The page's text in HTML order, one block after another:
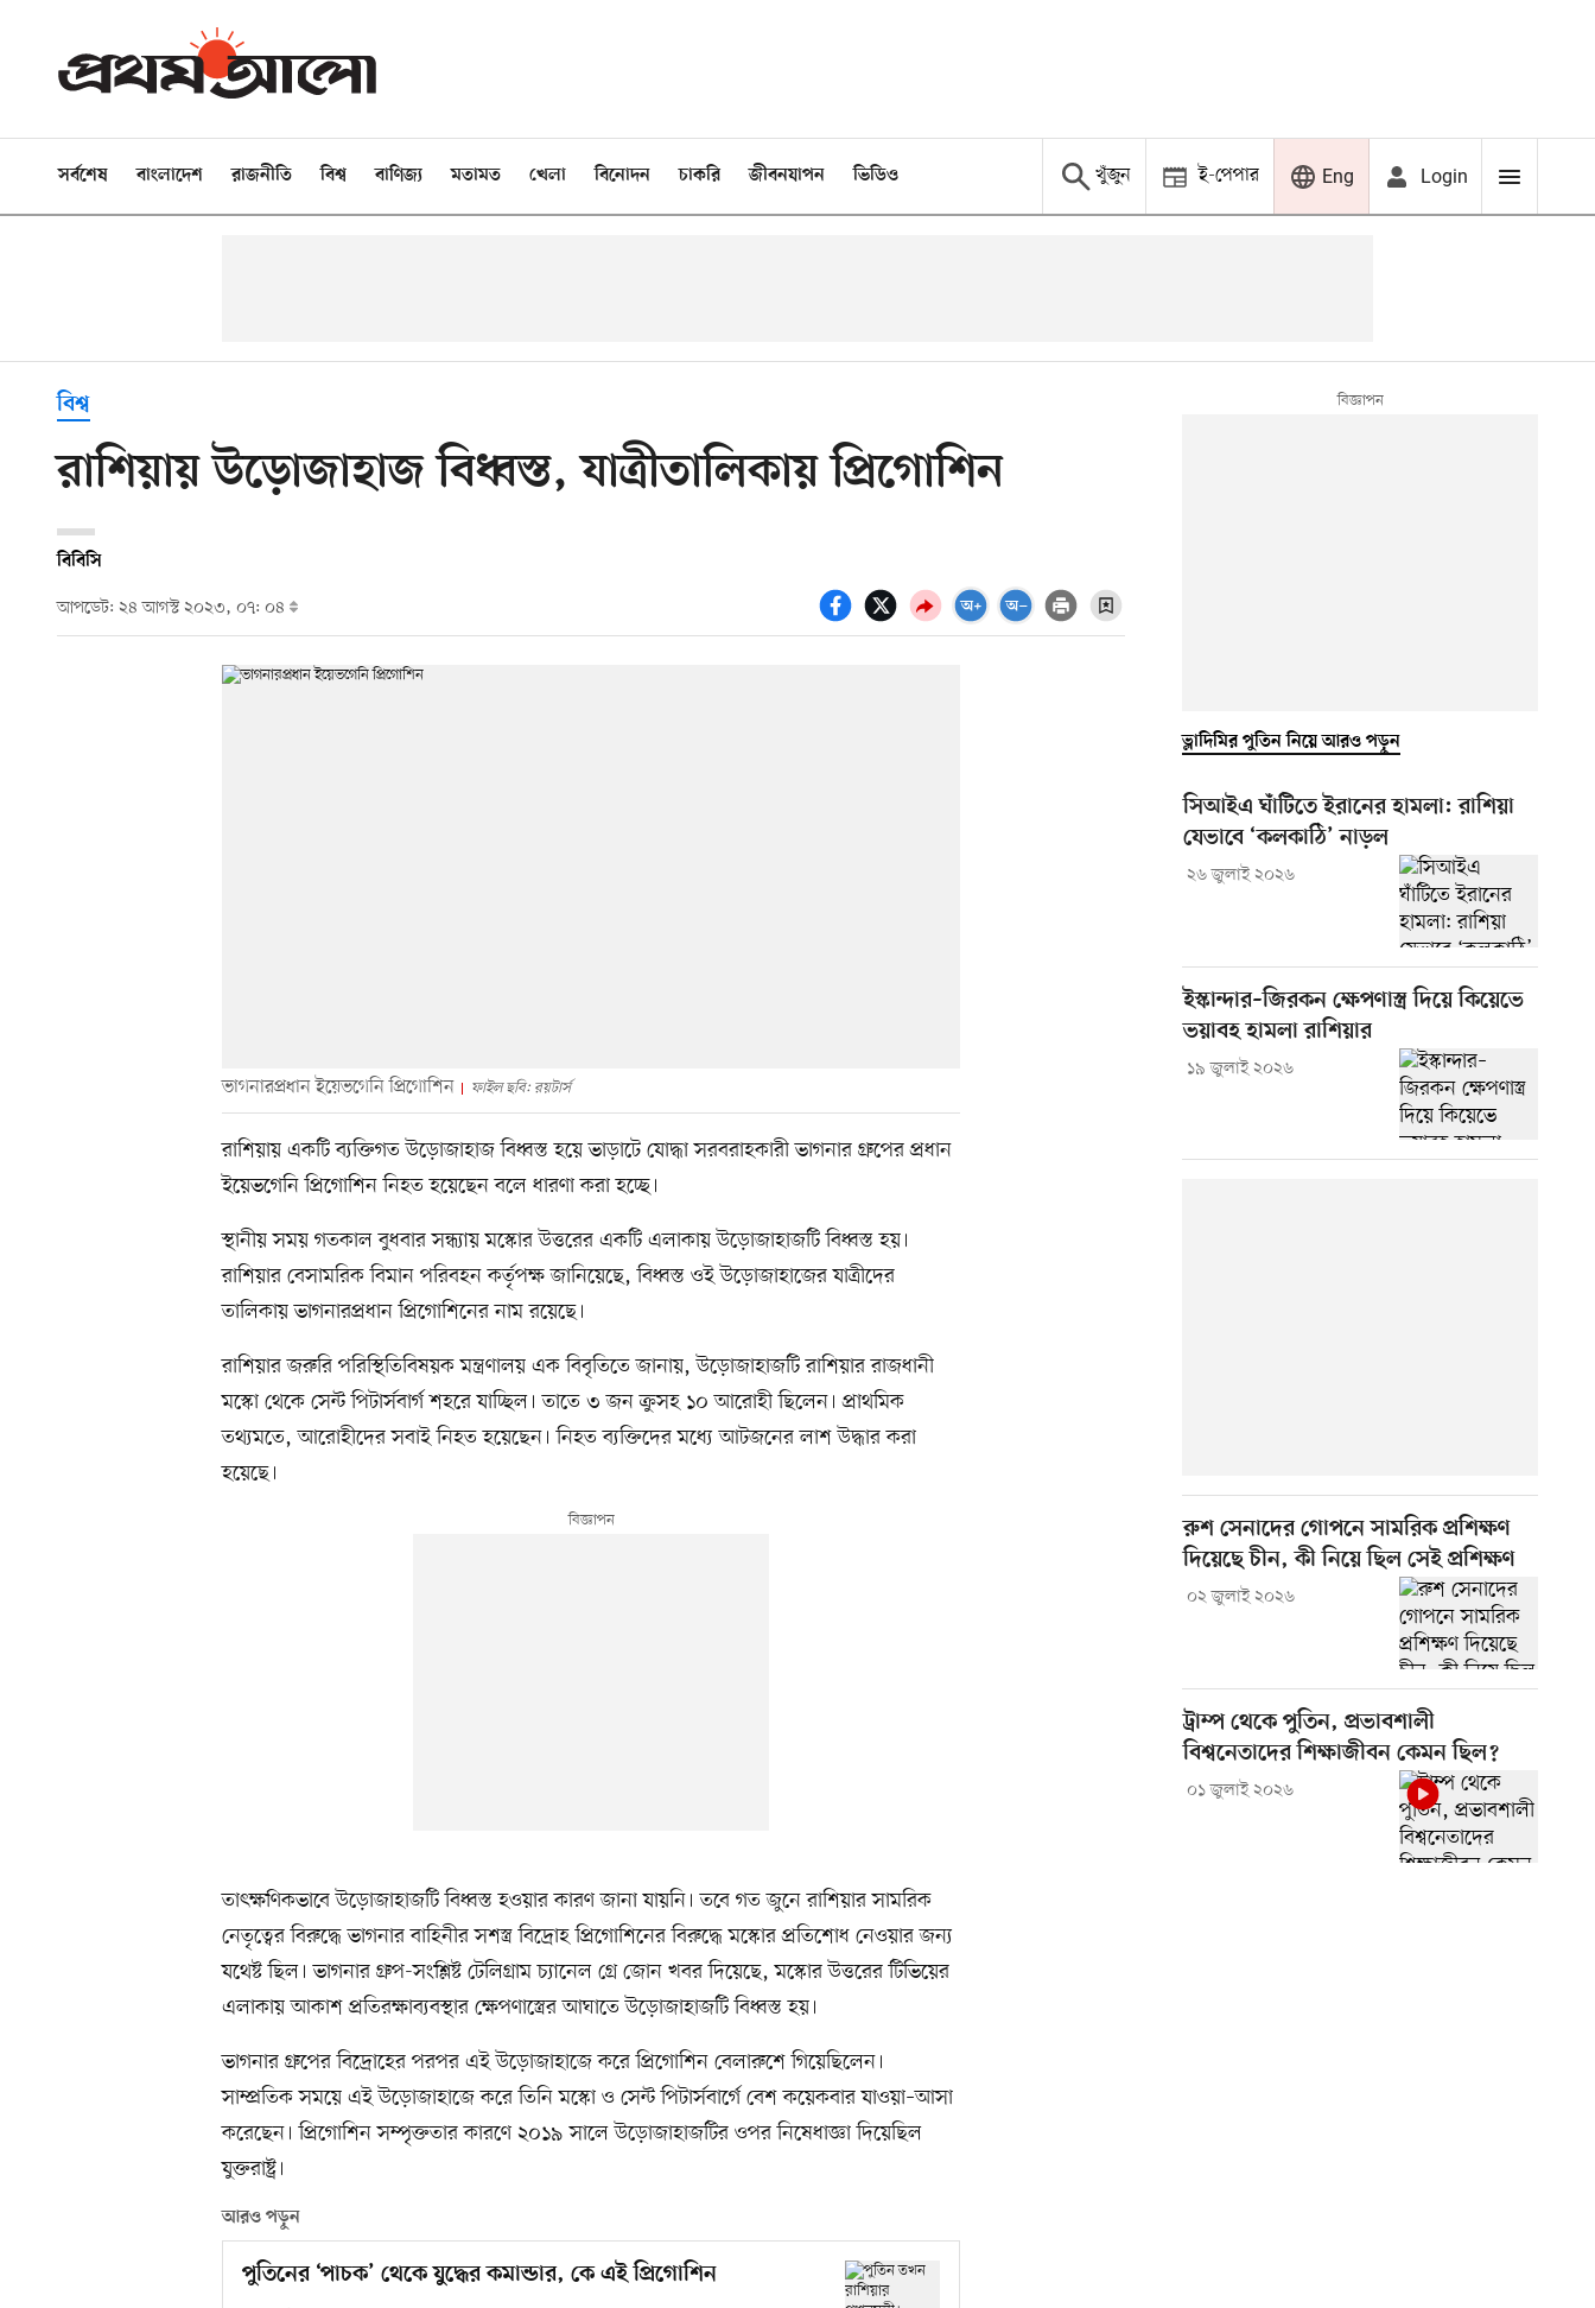
সর্বশেষ বাংলাদেশ রাজনীতি বিশ্ব বাণিজ্য মতামত খেলা বিনোদন চাকরি জীবনযাপন ভিডিও খুঁজুন ই-পেপার Eng Login
বিশ্ব
রাশিয়ায় উড়োজাহাজ বিধ্বস্ত, যাত্রীতালিকায় প্রিগোশিন
বিবিসি
আপডেট: ২৪ আগস্ট ২০২৩, ০৭: ০৪
ভাগনারপ্রধান ইয়েভগেনি প্রিগোশিন ফাইল ছবি: রয়টার্স
রাশিয়ায় একটি ব্যক্তিগত উড়োজাহাজ বিধ্বস্ত হয়ে ভাড়াটে যোদ্ধা সরবরাহকারী ভাগনার গ্রুপের প্রধান
ইয়েভগেনি প্রিগোশিন নিহত হয়েছেন বলে ধারণা করা হচ্ছে।
স্থানীয় সময় গতকাল বুধবার সন্ধ্যায় মস্কোর উত্তরের একটি এলাকায় উড়োজাহাজটি বিধ্বস্ত হয়।
রাশিয়ার বেসামরিক বিমান পরিবহন কর্তৃপক্ষ জানিয়েছে, বিধ্বস্ত ওই উড়োজাহাজের যাত্রীদের
তালিকায় ভাগনারপ্রধান প্রিগোশিনের নাম রয়েছে।
রাশিয়ার জরুরি পরিস্থিতিবিষয়ক মন্ত্রণালয় এক বিবৃতিতে জানায়, উড়োজাহাজটি রাশিয়ার রাজধানী
মস্কো থেকে সেন্ট পিটার্সবার্গ শহরে যাচ্ছিল। তাতে ৩ জন ক্রুসহ ১০ আরোহী ছিলেন। প্রাথমিক
তথ্যমতে, আরোহীদের সবাই নিহত হয়েছেন। নিহত ব্যক্তিদের মধ্যে আটজনের লাশ উদ্ধার করা
হয়েছে।
তাৎক্ষণিকভাবে উড়োজাহাজটি বিধ্বস্ত হওয়ার কারণ জানা যায়নি। তবে গত জুনে রাশিয়ার সামরিক
নেতৃত্বের বিরুদ্ধে ভাগনার বাহিনীর সশস্ত্র বিদ্রোহ প্রিগোশিনের বিরুদ্ধে মস্কোর প্রতিশোধ নেওয়ার জন্য
যথেষ্ট ছিল। ভাগনার গ্রুপ-সংশ্লিষ্ট টেলিগ্রাম চ্যানেল গ্রে জোন খবর দিয়েছে, মস্কোর উত্তরের টিভিয়ের
এলাকায় আকাশ প্রতিরক্ষাব্যবস্থার ক্ষেপণাস্ত্রের আঘাতে উড়োজাহাজটি বিধ্বস্ত হয়।
ভাগনার গ্রুপের বিদ্রোহের পরপর এই উড়োজাহাজে করে প্রিগোশিন বেলারুশে গিয়েছিলেন।
সাম্প্রতিক সময়ে এই উড়োজাহাজে করে তিনি মস্কো ও সেন্ট পিটার্সবার্গে বেশ কয়েকবার যাওয়া–আসা
করেছেন। প্রিগোশিন সম্পৃক্ততার কারণে ২০১৯ সালে উড়োজাহাজটির ওপর নিষেধাজ্ঞা দিয়েছিল
যুক্তরাষ্ট্র।
আরও পড়ুন
পুতিনের ‘পাচক’ থেকে যুদ্ধের কমান্ডার, কে এই প্রিগোশিন
ভ্লাদিমির পুতিন নিয়ে আরও পড়ুন
সিআইএ ঘাঁটিতে ইরানের হামলা: রাশিয়া
যেভাবে ‘কলকাঠি’ নাড়ল
২৬ জুলাই ২০২৬
ইস্কান্দার–জিরকন ক্ষেপণাস্ত্র দিয়ে কিয়েভে
ভয়াবহ হামলা রাশিয়ার
১৯ জুলাই ২০২৬
রুশ সেনাদের গোপনে সামরিক প্রশিক্ষণ
দিয়েছে চীন, কী নিয়ে ছিল সেই প্রশিক্ষণ
০২ জুলাই ২০২৬
ট্রাম্প থেকে পুতিন, প্রভাবশালী
বিশ্বনেতাদের শিক্ষাজীবন কেমন ছিল?
০১ জুলাই ২০২৬